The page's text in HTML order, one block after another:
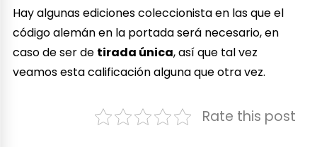
Hay algunas ediciones coleccionista en las que el
código alemán en la portada será necesario, en
caso de ser de tirada única, así que tal vez
veamos esta calificación alguna que otra vez.
Rate this post